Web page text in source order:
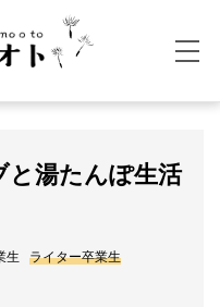
と湯たんぽ生活
生
ライター卒業生